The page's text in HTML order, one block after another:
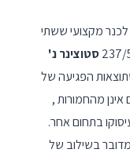
מקצועי ששתי
סטוצינר נ'
1050 (1956), שתוצאות הפגיעה של
מהחמורות ,
בתחום אחר.
בשילוב של